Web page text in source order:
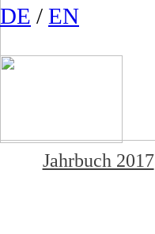
DE / EN
Jahrbuch 2017